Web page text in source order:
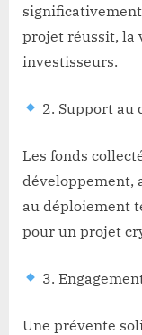
projet réussit, la
investisseurs.
2. Support au
Les fonds
développement,
au déploiement
pour un projet
3.
Une prévente